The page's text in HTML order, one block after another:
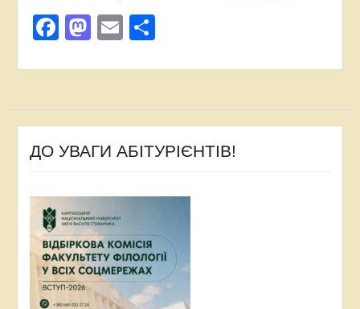
Facebook
Mastodon
EmailПоділитися
ДО УВАГИ АБІТУРІЄНТІВ!